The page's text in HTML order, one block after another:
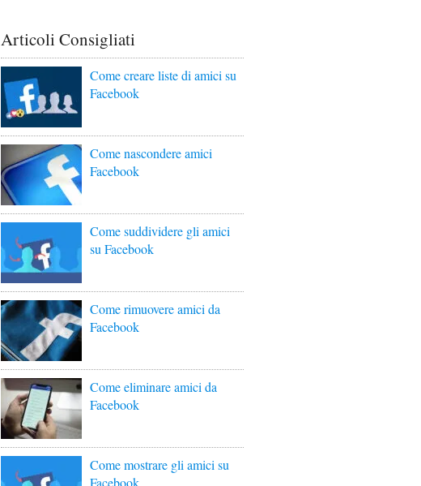
Articoli Consigliati
Come creare liste di amici su
Facebook
Come nascondere amici
Facebook
Come suddividere gli amici
su Facebook
Come rimuovere amici da
Facebook
Come eliminare amici da
Facebook
Come mostrare gli amici su
Facebook